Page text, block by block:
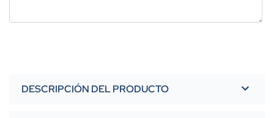
DESCRIPCIÓN DEL PRODUCTO